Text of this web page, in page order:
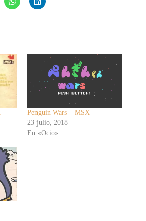
Penguin Wars – MSX
23 julio, 2018
En «Ocio»